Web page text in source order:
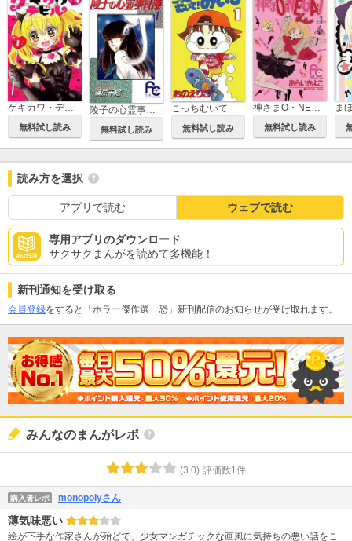
ゲキカワ・デビル
無料試し読み
陵子の心霊事件簿
無料試し読み 無料試し読み 無料試し読み
ま
読み方を選択
アプリで読む ウェブで読む
専用アプリのダウンロード
サクサクまんがを読めて多機能！
新刊通知を受け取る
会員登録をすると「ホラー傑作選 恐」新刊配信のお知らせが受け取れます。
みんなのまんがレポ
(3.0) 評価数1件
購入者レポ monopolyさん
薄気味悪い
絵が下手な作家さんが殆どで、少女マンガチックな画風に気持ちの悪い話をこ